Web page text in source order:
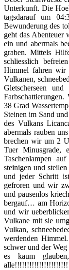
Unterkunft. Die
tagsdarauf um
Bewunderung des
geht das Abenteuer
ein und abermals
graben. Mittels
schliesslich
Himmel fahren wir
Vulkanen,
Gletscherseen
38 Grad
Steinen im Sand
des Vulkans
abermals rauben
brechen wir um 2
Tuer Minusgrade,
Taschenlampen
steinigen und
und jeder Schritt
gefroren und wir
und pausenlos
bergauf… am
und wir
Vulkane mit sie
Vulkan,
werdenden
schwer und der
es kaum